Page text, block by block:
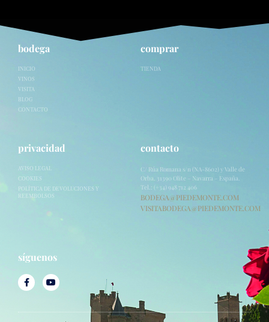
bodega
INICIO
VINOS
VISITA
BLOG
CONTACTO
comprar
TIENDA
privacidad
AVISO LEGAL
COOKIES
POLÍTICA DE DEVOLUCIONES Y
REEMBOLSOS
contacto
C/ Rúa Romana s/n (NA-8602) y Valle de
Orba. 31390 Olite – Navarra – España.
Tel.: (+34) 948 712 406
BODEGA@PIEDEMONTE.COM
VISITABODEGA@PIEDEMONTE.COM
síguenos